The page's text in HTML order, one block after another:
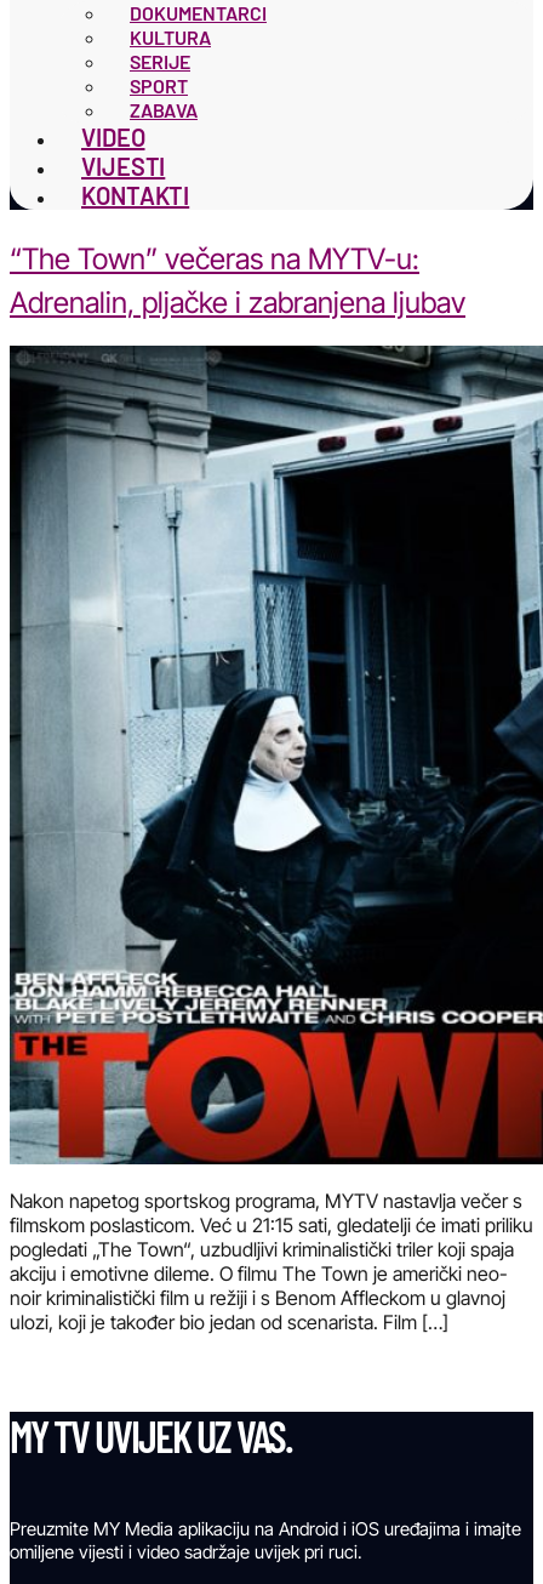
DOKUMENTARCI
KULTURA
SERIJE
SPORT
ZABAVA
VIDEO
VIJESTI
KONTAKTI
“The Town” večeras na MYTV-u:
Adrenalin, pljačke i zabranjena ljubav
Nakon napetog sportskog programa, MYTV nastavlja večer s
filmskom poslasticom. Već u 21:15 sati, gledatelji će imati priliku
pogledati „The Town“, uzbudljivi kriminalistički triler koji spaja
akciju i emotivne dileme. O filmu The Town je američki neo-
noir kriminalistički film u režiji i s Benom Affleckom u glavnoj
ulozi, koji je također bio jedan od scenarista. Film […]
MY TV UVIJEK UZ VAS.
Preuzmite MY Media aplikaciju na Android i iOS uređajima i imajte
omiljene vijesti i video sadržaje uvijek pri ruci.